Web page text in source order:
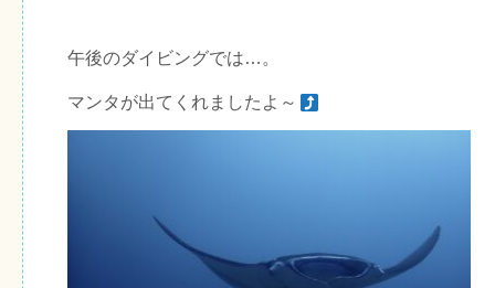
午後のダイビングでは…。
マンタが出てくれましたよ～